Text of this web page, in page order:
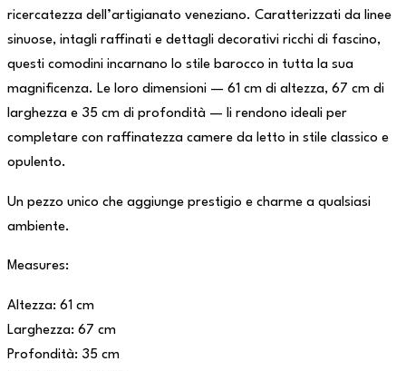
ricercatezza dell’artigianato veneziano. Caratterizzati da linee
sinuose, intagli raffinati e dettagli decorativi ricchi di fascino,
questi comodini incarnano lo stile barocco in tutta la sua
magnificenza. Le loro dimensioni — 61 cm di altezza, 67 cm di
larghezza e 35 cm di profondità — li rendono ideali per
completare con raffinatezza camere da letto in stile classico e
opulento.
Un pezzo unico che aggiunge prestigio e charme a qualsiasi
ambiente.
Measures:
Altezza: 61 cm
Larghezza: 67 cm
Profondità: 35 cm